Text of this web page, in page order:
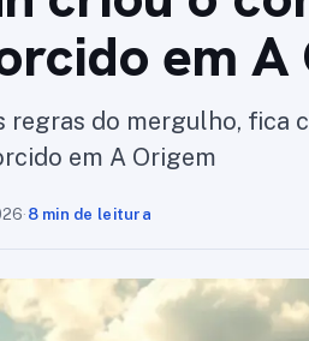
em A
regras do mergulho, fica
em A Origem
· 8 min de leitura